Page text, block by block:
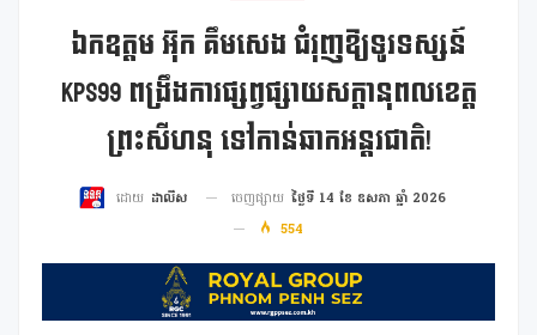
ឯកឧត្តម អ៊ុក គឹមសេង ជំរុញឱ្យទូរទស្សន៍
KPS99 ពង្រឹងការផ្សព្វផ្សាយសក្តានុពលខេត្ត
ព្រះសីហនុ ទៅកាន់ឆាកអន្តរជាតិ!
ដោយ ដាលីស ចេញផ្សាយ ថ្ងៃទី 14 ខែ ឧសភា ឆ្នាំ 2026
554